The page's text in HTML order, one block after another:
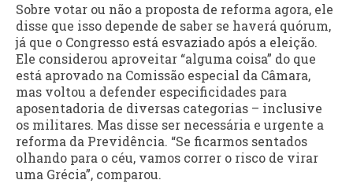
Sobre votar ou não a proposta de reforma agora, ele
disse que isso depende de saber se haverá quórum,
já que o Congresso está esvaziado após a eleição.
Ele considerou aproveitar “alguma coisa” do que
está aprovado na Comissão especial da Câmara,
mas voltou a defender especificidades para
aposentadoria de diversas categorias – inclusive
os militares. Mas disse ser necessária e urgente a
reforma da Previdência. “Se ficarmos sentados
olhando para o céu, vamos correr o risco de virar
uma Grécia”, comparou.